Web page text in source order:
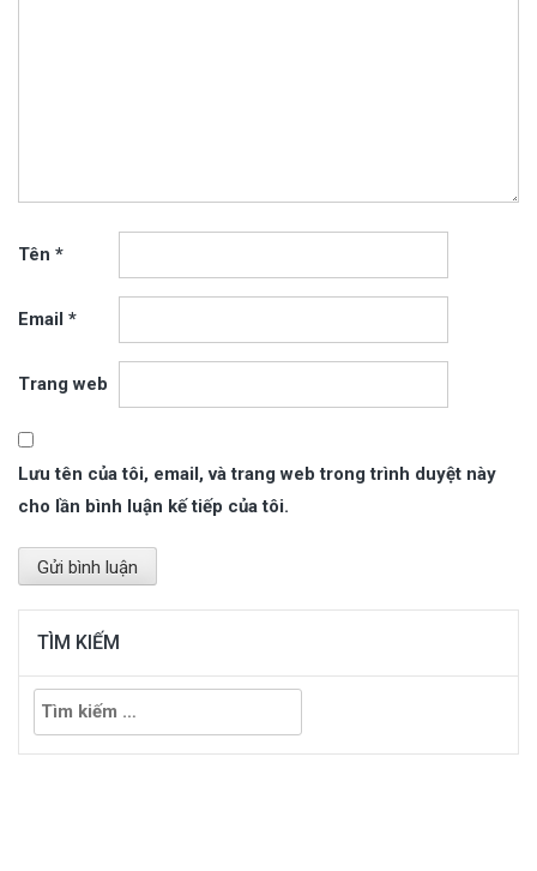
Tên *
Email *
Trang web
Lưu tên của tôi, email, và trang web trong trình duyệt này
cho lần bình luận kế tiếp của tôi.
TÌM KIẾM
Tìm
kiếm
cho: